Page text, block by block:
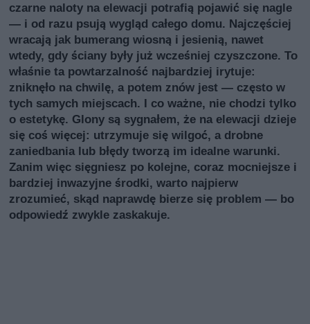
czarne naloty na elewacji potrafią pojawić się nagle
— i od razu psują wygląd całego domu. Najczęściej
wracają jak bumerang wiosną i jesienią, nawet
wtedy, gdy ściany były już wcześniej czyszczone. To
właśnie ta powtarzalność najbardziej irytuje:
zniknęło na chwilę, a potem znów jest — często w
tych samych miejscach. I co ważne, nie chodzi tylko
o estetykę. Glony są sygnałem, że na elewacji dzieje
się coś więcej: utrzymuje się wilgoć, a drobne
zaniedbania lub błędy tworzą im idealne warunki.
Zanim więc sięgniesz po kolejne, coraz mocniejsze i
bardziej inwazyjne środki, warto najpierw
zrozumieć, skąd naprawdę bierze się problem — bo
odpowiedź zwykle zaskakuje.